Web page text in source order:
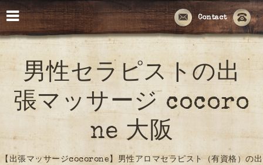
Contact
男性セラピストの出
張マッサージ cocoro
ne 大阪
【出張マッサージcocorone】男性アロマセラピスト（有資格）の出